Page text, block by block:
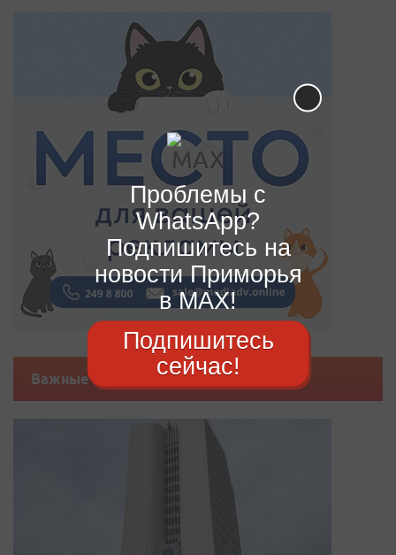
Важные новости
Проблемы с
WhatsApp?
Подпишитесь на
новости Приморья
в MAX!
Подпишитесь
сейчас!